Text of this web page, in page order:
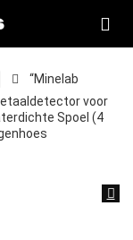
“Minelab
voor
Spoel (4